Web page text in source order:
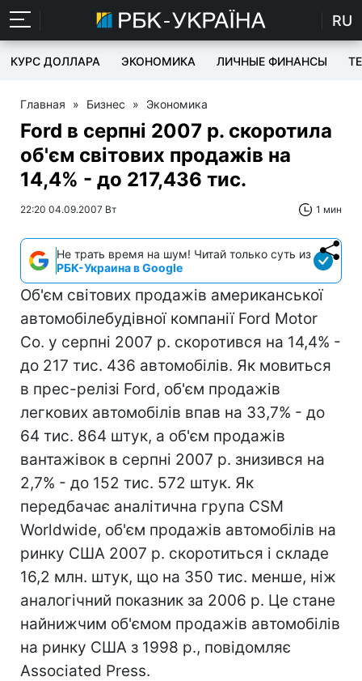
RU
КУРС ДОЛЛАРА ЭКОНОМИКА ЛИЧНЫЕ ФИНАНСЫ
Главная » Бизнес » Экономика
Ford в серпні 2007 р. скоротила
об'єм світових продажів на
14,4% - до 217,436 тис.
22:20 04.09.2007 Вт 1 мин
Не трать время на шум! Читай только суть из
РБК-Украина в Google
Об'єм світових продажів американської
автомобілебудівної компанії Ford Motor
Co. у серпні 2007 р. скоротився на 14,4% -
до 217 тис. 436 автомобілів. Як мовиться
в прес-релізі Ford, об'єм продажів
легкових автомобілів впав на 33,7% - до
64 тис. 864 штук, а об'єм продажів
вантажівок в серпні 2007 р. знизився на
2,7% - до 152 тис. 572 штук. Як
передбачає аналітична група CSM
Worldwide, об'єм продажів автомобілів на
ринку США 2007 р. скоротиться і складе
16,2 млн. штук, що на 350 тис. менше, ніж
аналогічний показник за 2006 р. Це стане
найнижчим об'ємом продажів автомобілів
на ринку США з 1998 р., повідомляє
Associated Press.